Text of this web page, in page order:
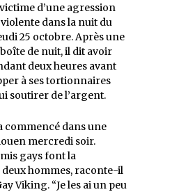
d’une agression
dans la nuit du
25 octobre. Après une
de nuit, il dit avoir
deux heures avant
à ses tortionnaires
soutirer de l’argent.
commencé dans une
mercredi soir.
gays font la
deux hommes, raconte-il
Viking. “Je les ai un peu